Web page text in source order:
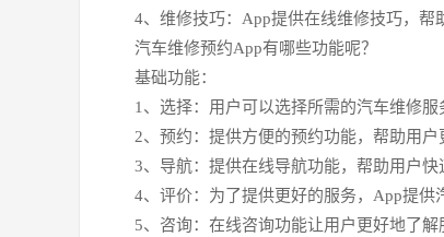
4、维修技巧：App提供在线维修技巧，帮
汽车维修预约App有哪些功能呢？
基础功能：
1、选择：用户可以选择所需的汽车维修服
2、预约：提供方便的预约功能，帮助用
3、导航：提供在线导航功能，帮助用户快
4、评价：为了提供更好的服务，App提供
5、咨询：在线咨询功能让用户更好地了解